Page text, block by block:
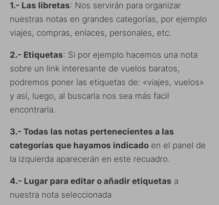
1.- Las libretas: Nos servirán para organizar
nuestras notas en grandes categorías, por ejemplo
viajes, compras, enlaces, personales, etc.
2.- Etiquetas: Si por ejemplo hacemos una nota
sobre un link interesante de vuelos baratos,
podremos poner las etiquetas de: «viajes, vuelos»
y así, luego, al buscarla nos sea más facil
encontrarla.
3.- Todas las notas pertenecientes a las
categorías que hayamos indicado en el panel de
la izquierda aparecerán en este recuadro.
4.- Lugar para editar o añadir etiquetas a
nuestra nota seleccionada